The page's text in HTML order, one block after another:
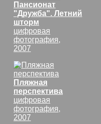
Пансионат
"Дружба". Летний
шторм
цифровая
фотография,
2007
Пляжная
перспектива
цифровая
фотография,
2007